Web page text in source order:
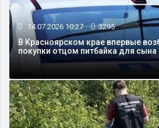
14.07.2026 10:27 3295
В Красноярском крае впервые
покупки отцом питбайка для сына